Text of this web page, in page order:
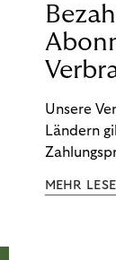
Unsere
Ländern
MEHR